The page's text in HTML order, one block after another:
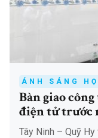
ÁNH SÁNG
Bàn giao
điện tử trước
Tây Ninh – Quỹ